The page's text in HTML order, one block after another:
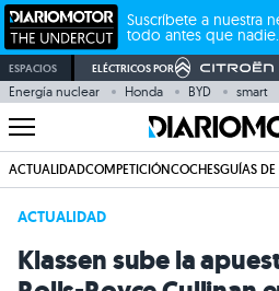
Suscríbete a nuestra
todo antes que nadie.
ESPACIOS ELÉCTRICOS POR
Energía nuclear Honda BYD smart
ACTUALIDADCOMPETICIÓNCOCHESGUÍAS
ACTUALIDAD
Klassen sube la